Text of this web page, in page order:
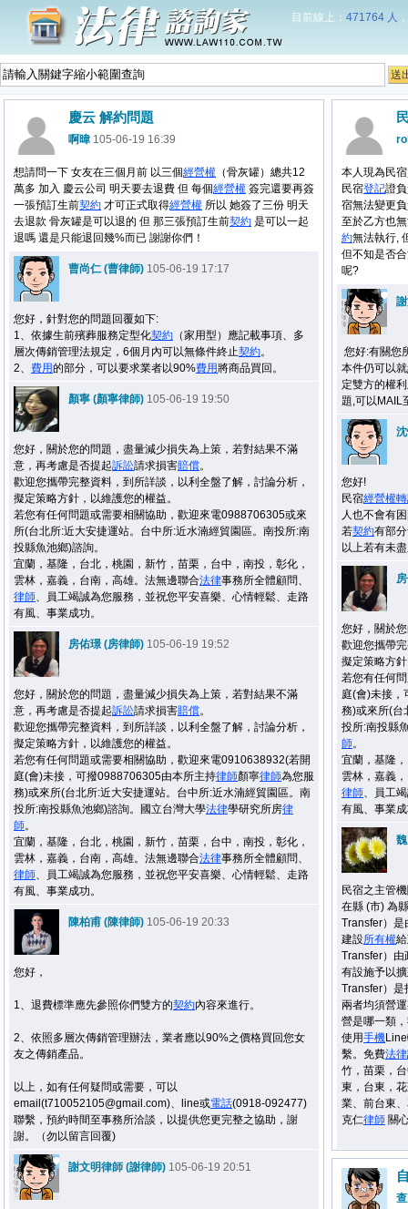
目前線上： 471764 人
慶云 解約問題
啊暐 105-06-19 16:39
想請問一下 女友在三個月前 以三個經營權 （骨灰罐）總共12
萬多 加入 慶云公司 明天要去退費 但 每個經營權 簽完還要再簽
一張預訂生前契約 才可正式取得經營權 所以 她簽了三份 明天
去退款 骨灰罐是可以退的 但 那三張預訂生前契約 是可以一起
退嗎 還是只能退回幾%而已 謝謝你們！
曹尚仁 (曹律師) 105-06-19 17:17
您好，針對您的問題回覆如下:
1、依據生前殯葬服務定型化契約 （家用型）應記載事項、多
層次傳銷管理法規定，6個月內可以無條件終止契約。
2、 費用的部分，可以要求業者以90%費用將商品買回。
顏寧 (顏寧律師) 105-06-19 19:50
您好，關於您的問題，盡量減少損失為上策，若對結果不滿
意，再考慮是否提起訴訟請求損害賠償。
歡迎您攜帶完整資料，到所詳談，以利全盤了解，討論分析，
擬定策略方針，以維護您的權益。
若您有任何問題或需要相關協助，歡迎來電0988706305或來
所(台北所:近大安捷運站。台中所:近水湳經貿園區。南投所:南
投縣魚池鄉)諮詢。
宜蘭，基隆，台北，桃園，新竹，苗栗，台中，南投，彰化，
雲林，嘉義，台南，高雄。法無邊聯合法律事務所全體顧問、
律師、員工竭誠為您服務，並祝您平安喜樂、心情輕鬆、走路
有風、事業成功。
房佑璟 (房律師) 105-06-19 19:52
您好，關於您的問題，盡量減少損失為上策，若對結果不滿
意，再考慮是否提起訴訟請求損害賠償。
歡迎您攜帶完整資料，到所詳談，以利全盤了解，討論分析，
擬定策略方針，以維護您的權益。
若您有任何問題或需要相關協助，歡迎來電0910638932(若開
庭(會)未接，可撥0988706305由本所主持律師顏寧律師為您服
務)或來所(台北所:近大安捷運站。台中所:近水湳經貿園區。南
投所:南投縣魚池鄉)諮詢。國立台灣大學法律學研究所房律
師。
宜蘭，基隆，台北，桃園，新竹，苗栗，台中，南投，彰化，
雲林，嘉義，台南，高雄。法無邊聯合法律事務所全體顧問、
律師、員工竭誠為您服務，並祝您平安喜樂、心情輕鬆、走路
有風、事業成功。
陳柏甫 (陳律師) 105-06-19 20:33
您好，
1、退費標準應先參照你們雙方的契約內容來進行。
2、依照多層次傳銷管理辦法，業者應以90%之價格買回您女
友之傳銷產品。
以上，如有任何疑問或需要，可以
email(t710052105@gmail.com)、line或電話(0918-092477)
聯繫，預約時間至事務所洽談，以提供您更完整之協助，謝
謝。（勿以留言回覆)
謝文明律師 (謝律師) 105-06-19 20:51
本人現為民
民宿登記證
宿無法變更
至於乙方也
約無法執行,
但不知是否
呢?
您好:有關您
本件仍可以就
定雙方的權
題,可以MAIL
您好!
民宿經營權
人也不會有
若契約有部
以上若有未
您好，關於
歡迎您攜帶
擬定策略方
若您有任何
庭(會)未接
務)或來所(台
投所:南投縣
師。
宜蘭，基隆
雲林，嘉義
律師、員工
有風、事業
民宿之主管
在縣 (市) 為
Transfer）是
建設所有權
Transfer）由
有設施予以
Transfer）是
兩者均須營
營是哪一類 ，
使用手機
繫。免費法律
竹，苗栗，
東，台東，
業、前台東
克仁律師 關